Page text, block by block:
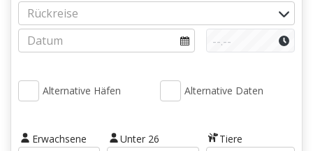
Alternative Häfen Alternative Daten
Erwachsene Unter 26 Tiere